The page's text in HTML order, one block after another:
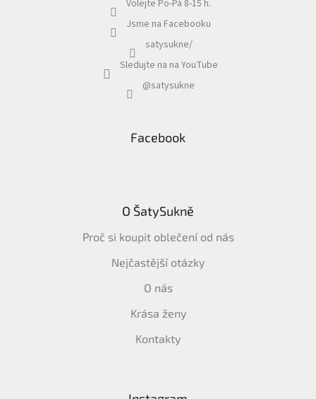
Volejte Po-Pá 8-15 h.
Jsme na Facebooku
satysukne/
Sledujte na na YouTube
@satysukne
Facebook
O ŠatySukně
Proč si koupit oblečení od nás
Nejčastější otázky
O nás
Krása ženy
Kontakty